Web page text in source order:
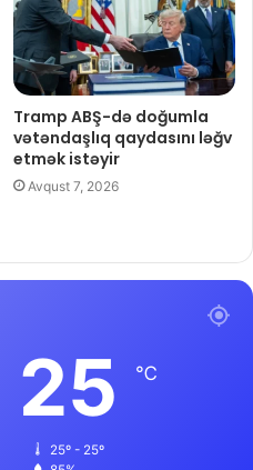
Tramp ABŞ-də doğumla
vətəndaşlıq qaydasını ləğv
etmək istəyir
Avqust 7, 2026
25 ℃
25º - 25º